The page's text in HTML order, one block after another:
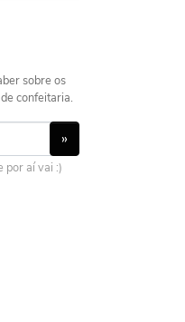
sobre os
confeitaria.
»
por aí vai :)